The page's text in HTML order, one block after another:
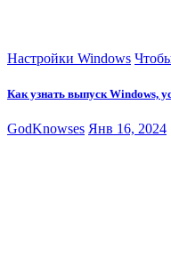
Настройки Windows
Как узнать выпуск Windows,
GodKnowses Янв 16, 2024